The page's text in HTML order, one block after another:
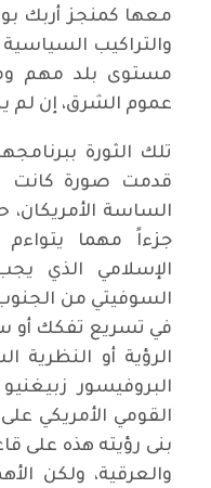
معها كمنجز أربك
والتراكيب
مستوى بلد مهم
عموم الشرق، إن لم
تلك الثورة
قدمت صورة كانت
الساسة الأمريكان،
جزءاً مهما
الإسلامي الذي
السوفيتي من
في تسريع تفكك أو
الرؤية أو النظرية
البروفيسور
القومي الأمريكي
بنى رؤيته هذه على
والعرقية، ولكن